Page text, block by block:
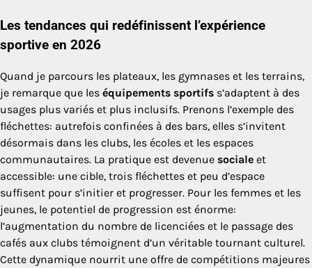
Les tendances qui redéfinissent l’expérience
sportive en 2026
Quand je parcours les plateaux, les gymnases et les terrains,
je remarque que les équipements sportifs s’adaptent à des
usages plus variés et plus inclusifs. Prenons l’exemple des
fléchettes: autrefois confinées à des bars, elles s’invitent
désormais dans les clubs, les écoles et les espaces
communautaires. La pratique est devenue sociale et
accessible: une cible, trois fléchettes et peu d’espace
suffisent pour s’initier et progresser. Pour les femmes et les
jeunes, le potentiel de progression est énorme:
l’augmentation du nombre de licenciées et le passage des
cafés aux clubs témoignent d’un véritable tournant culturel.
Cette dynamique nourrit une offre de compétitions majeures